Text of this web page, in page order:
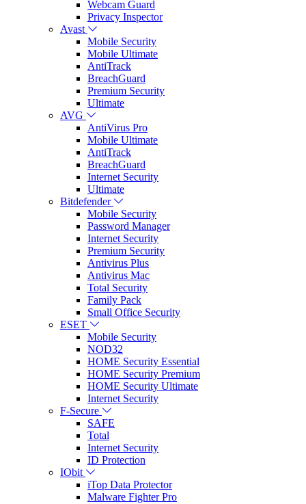
Webcam Guard
Privacy Inspector
Avast
Mobile Security
Mobile Ultimate
AntiTrack
BreachGuard
Premium Security
Ultimate
AVG
AntiVirus Pro
Mobile Ultimate
AntiTrack
BreachGuard
Internet Security
Ultimate
Bitdefender
Mobile Security
Password Manager
Internet Security
Premium Security
Antivirus Plus
Antivirus Mac
Total Security
Family Pack
Small Office Security
ESET
Mobile Security
NOD32
HOME Security Essential
HOME Security Premium
HOME Security Ultimate
Internet Security
F-Secure
SAFE
Total
Internet Security
ID Protection
IObit
iTop Data Protector
Malware Fighter Pro